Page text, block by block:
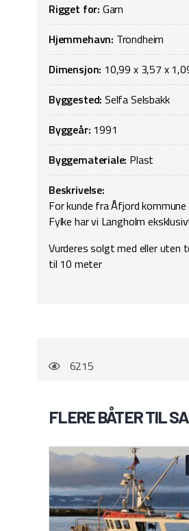
Rigget for: Garn
Hjemmehavn: Trondheim
Dimensjon: 10,99 x 3,57 x
Byggested:Selfa Selsbakk
Byggeår: 1991
Byggemateriale: Plast
Beskrivelse:
For kunde fra Åfjord
Fylke har vi Langholm
Vurderes solgt med eller uten
til 10 meter
6215
FLERE BÅTER TIL